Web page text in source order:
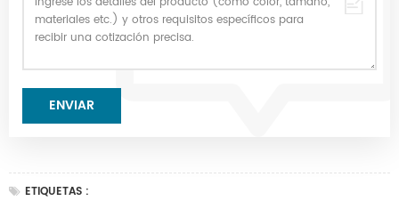
ETIQUETAS :